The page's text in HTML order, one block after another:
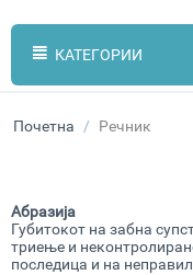
КАТЕГОРИИ
Почетна / Речник
Абразија
Губитокот на забна
триење и
последица и на